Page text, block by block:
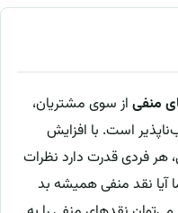
منفی از سوی مشتریان،
است. با افزایش
هر فردی قدرت دارد نظرات
آیا نقد منفی همیشه بد